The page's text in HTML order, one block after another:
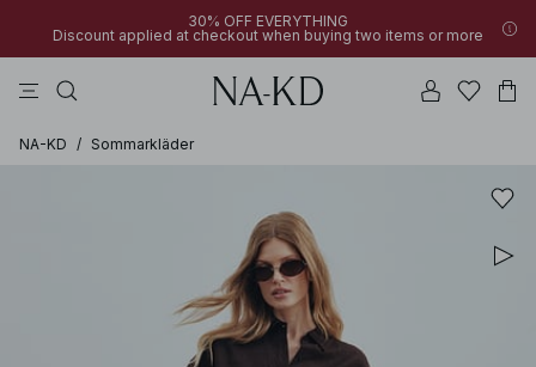
30% OFF EVERYTHING
Discount applied at checkout when buying two items or more
NA-KD / Sommarkläder